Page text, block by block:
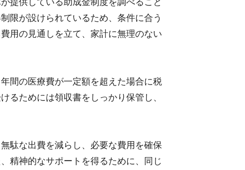
限が設けられているため、条件に合う
用の見通しを立て、家計に無理のない
間の医療費が一定額を超えた場合に税
るためには領収書をしっかり保管し、
駄な出費を減らし、必要な費用を確保
精神的なサポートを得るために、同じ